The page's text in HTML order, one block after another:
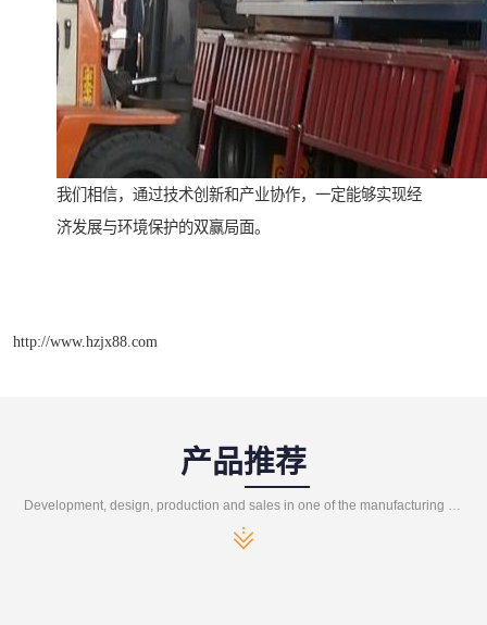
我们相信，通过技术创新和产业协作，一定能够实现经
济发展与环境保护的双赢局面。
http://www.hzjx88.com
产品推荐